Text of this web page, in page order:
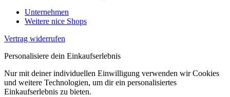
Unternehmen
Weitere nice Shops
Vertrag widerrufen
Personalisiere dein Einkaufserlebnis
Nur mit deiner individuellen Einwilligung verwenden wir Cookies
und weitere Technologien, um dir ein personalisiertes
Einkaufserlebnis zu bieten.